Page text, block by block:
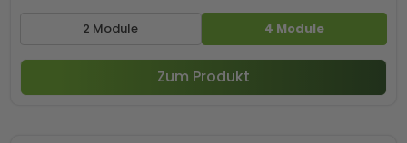
2 Module 4 Module
Zum Produkt